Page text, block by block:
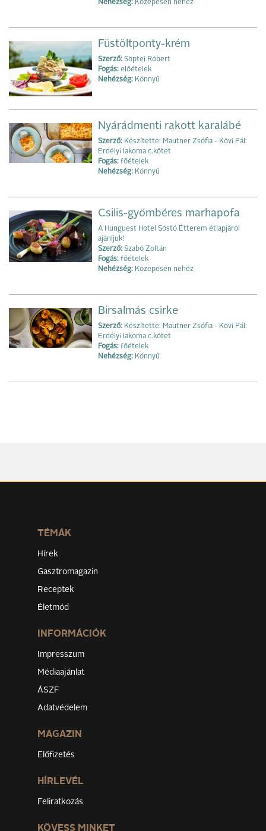
Nehézség: Közepesen nehéz
Füstöltponty-krém
Szerző: Söptei Róbert
Fogás: előételek
Nehézség: Könnyű
Nyárádmenti rakott karalábé
Szerző: Készítette: Mautner Zsófia - Kövi Pál:
Erdélyi lakoma c.kötet
Fogás: főételek
Nehézség: Könnyű
Csilis-gyömbéres marhapofa
A Hunguest Hotel Sóstó Étterem étlapjáról
ajánljuk!
Szerző: Szabó Zoltán
Fogás: főételek
Nehézség: Közepesen nehéz
Birsalmás csirke
Szerző: Készítette: Mautner Zsófia - Kövi Pál:
Erdélyi lakoma c.kötet
Fogás: főételek
Nehézség: Könnyű
TÉMÁK
Hírek
Gasztromagazin
Receptek
Életmód
INFORMÁCIÓK
Impresszum
Médiaajánlat
ÁSZF
Adatvédelem
MAGAZIN
Előfizetés
HÍRLEVÉL
Feliratkozás
KÖVESS MINKET